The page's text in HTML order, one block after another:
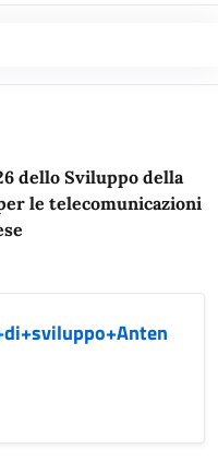
dello Sviluppo della
le telecomunicazioni